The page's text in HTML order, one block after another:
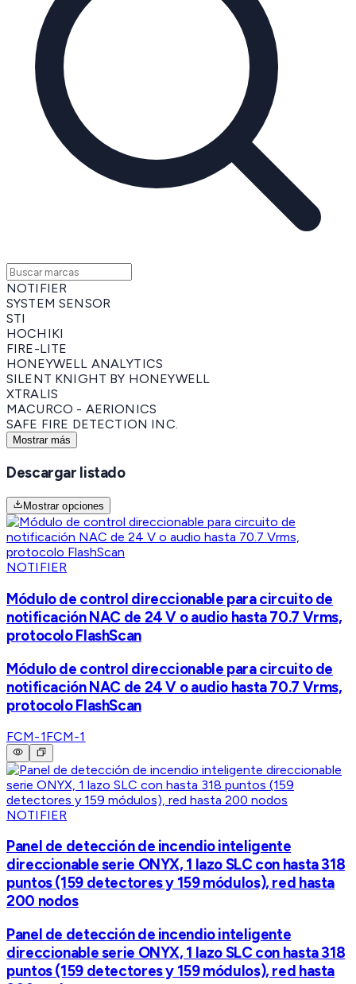
NOTIFIER
SYSTEM SENSOR
STI
HOCHIKI
FIRE-LITE
HONEYWELL ANALYTICS
SILENT KNIGHT BY HONEYWELL
XTRALIS
MACURCO - AERIONICS
SAFE FIRE DETECTION INC.
Mostrar más
Descargar listado
Mostrar opciones
NOTIFIER
Módulo de control direccionable para circuito de
notificación NAC de 24 V o audio hasta 70.7 Vrms,
protocolo FlashScan
Módulo de control direccionable para circuito de
notificación NAC de 24 V o audio hasta 70.7 Vrms,
protocolo FlashScan
FCM-1FCM-1
NOTIFIER
Panel de detección de incendio inteligente
direccionable serie ONYX, 1 lazo SLC con hasta 318
puntos (159 detectores y 159 módulos), red hasta
200 nodos
Panel de detección de incendio inteligente
direccionable serie ONYX, 1 lazo SLC con hasta 318
puntos (159 detectores y 159 módulos), red hasta